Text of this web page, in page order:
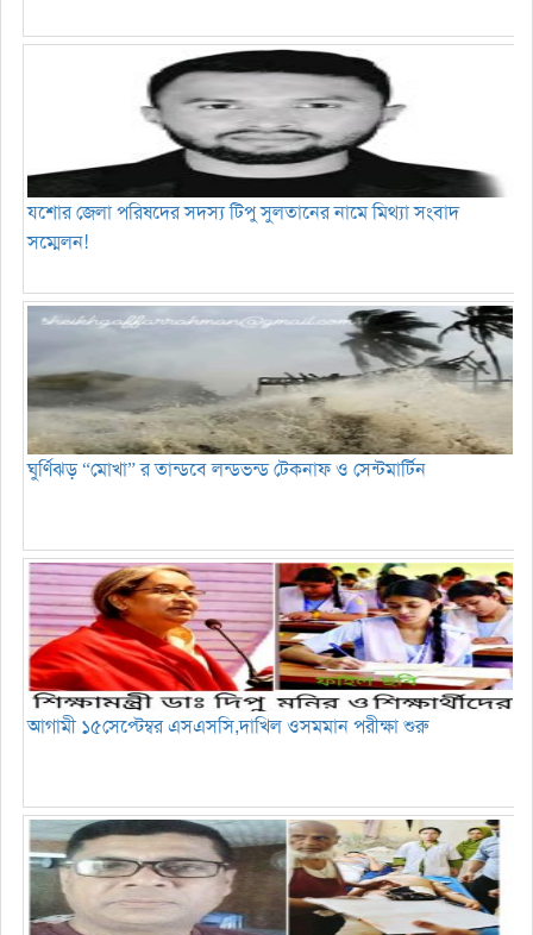
যশোর জেলা পরিষদের সদস্য টিপু সুলতানের নামে মিথ্যা সংবাদ
সম্মেলন!
ঘুর্ণিঝড় “মোখা” র তান্ডবে লন্ডভন্ড টেকনাফ ও সেন্টমার্টিন
আগামী ১৫সেপ্টেম্বর এসএসসি,দাখিল ওসমমান পরীক্ষা শুরু